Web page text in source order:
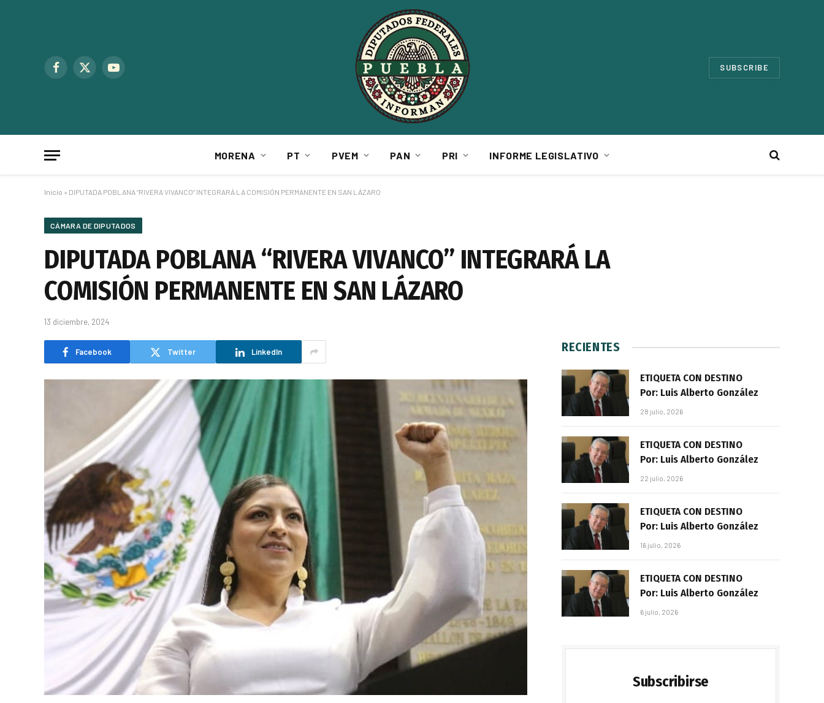
Facebook
X
YouTube SUBSCRIBE
MORENA PT PVEM PAN PRI INFORME LEGISLATIVO
Inicio » DIPUTADA POBLANA “RIVERA VIVANCO” INTEGRARÁ LA COMISIÓN PERMANENTE EN SAN LÁZARO
CÁMARA DE DIPUTADOS
DIPUTADA POBLANA “RIVERA VIVANCO” INTEGRARÁ LA
COMISIÓN PERMANENTE EN SAN LÁZARO
13 diciembre, 2024
Facebook Twitter LinkedIn RECIENTES
ETIQUETA CON DESTINO
Por: Luis Alberto González
28 julio, 2026
ETIQUETA CON DESTINO
Por: Luis Alberto González
22 julio, 2026
ETIQUETA CON DESTINO
Por: Luis Alberto González
16 julio, 2026
ETIQUETA CON DESTINO
Por: Luis Alberto González
6 julio, 2026
Subscribirse